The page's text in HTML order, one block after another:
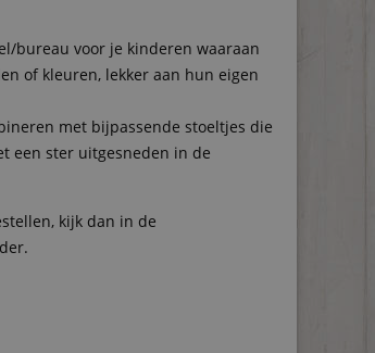
bureau voor je kinderen waaraan
of kleuren, lekker aan hun eigen
met bijpassende stoeltjes die
een ster uitgesneden in de
kijk dan in de